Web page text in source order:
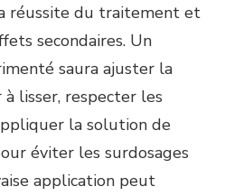
réussite du traitement et
secondaires. Un
saura ajuster la
lisser, respecter les
la solution de
éviter les surdosages
application peut